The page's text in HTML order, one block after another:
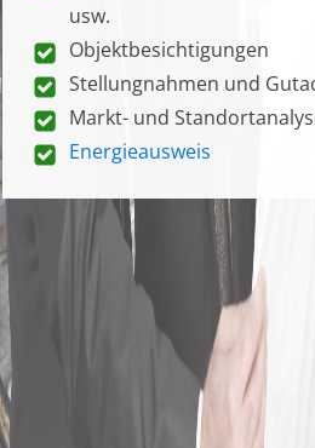
usw.
Objektbesichtigungen
Stellungnahmen und
Markt- und
Energieausweis